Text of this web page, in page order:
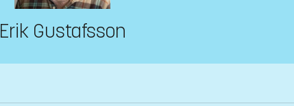
Erik Gustafsson